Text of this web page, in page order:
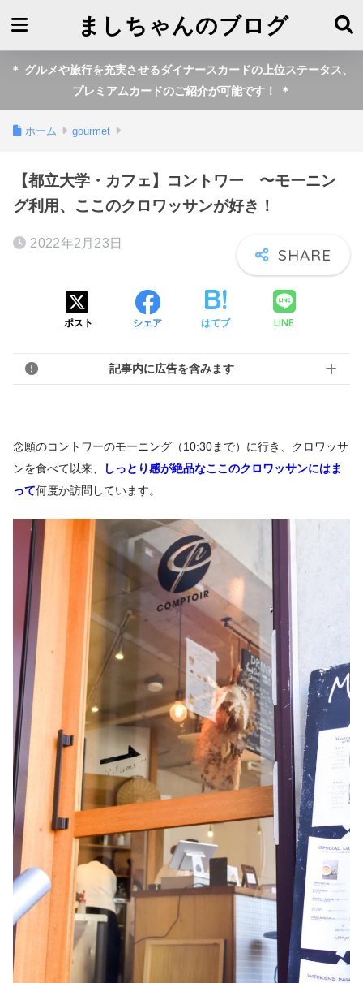
ましちゃんのブログ
＊ グルメや旅行を充実させるダイナースカードの上位ステータス、
プレミアムカードのご紹介が可能です！ ＊
ホーム gourmet
【都立大学・カフェ】コントワー 〜モーニン
グ利用、ここのクロワッサンが好き！
2022年2月23日
ポスト シェア はてブ LINE
記事内に広告を含みます
念願のコントワーのモーニング（10:30まで）に行き、クロワッサ
ンを食べて以来、
しっとり感が絶品なここのクロワッサンにはま
って何度か訪問しています。